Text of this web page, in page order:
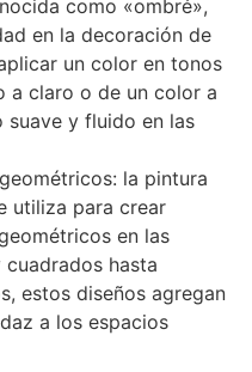
como «ombré»,
en la decoración de
un color en tonos
a claro o de un color a
y fluido en las
la pintura
utiliza para crear
en las
cuadrados hasta
estos diseños agregan
a los espacios